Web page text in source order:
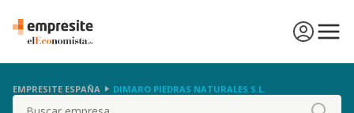
EMPRESITE ESPAÑA DIMARO PIEDRAS NATURALES S.L.
Buscar